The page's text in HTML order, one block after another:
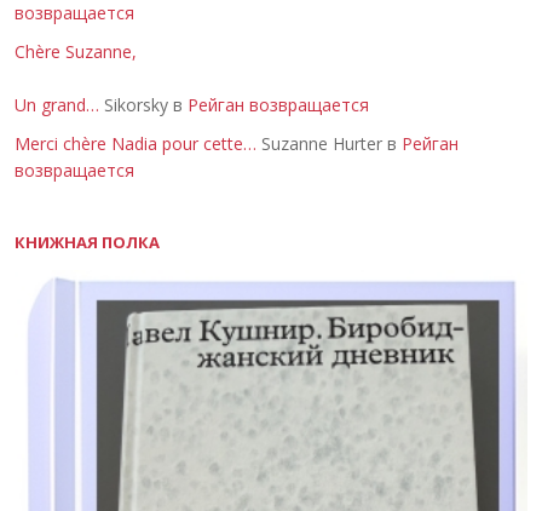
возвращается
Chère Suzanne,
Un grand… Sikorsky в Рейган возвращается
Merci chère Nadia pour cette… Suzanne Hurter в Рейган
возвращается
КНИЖНАЯ ПОЛКА